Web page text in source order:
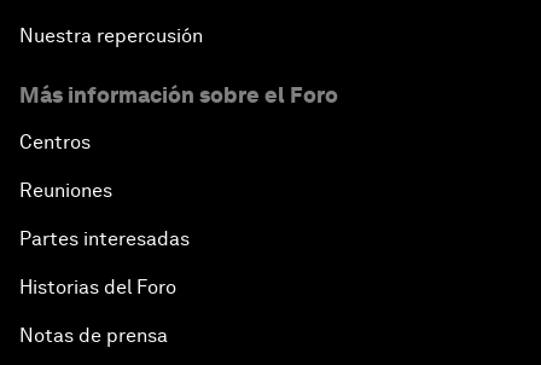
Nuestra repercusión
Más información sobre el Foro
Centros
Reuniones
Partes interesadas
Historias del Foro
Notas de prensa